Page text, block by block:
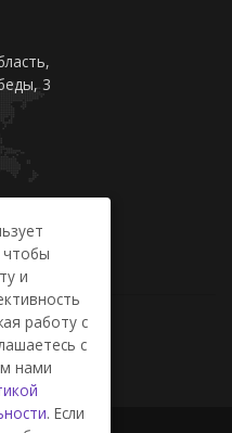
3
и
работу с
с
нами
. Если